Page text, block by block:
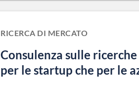
RICERCA DI MERCATO
Consulenza sulle
per le startup che per le